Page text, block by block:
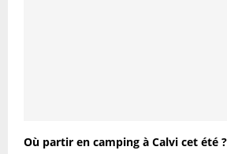
Où partir en camping à Calvi cet été ?